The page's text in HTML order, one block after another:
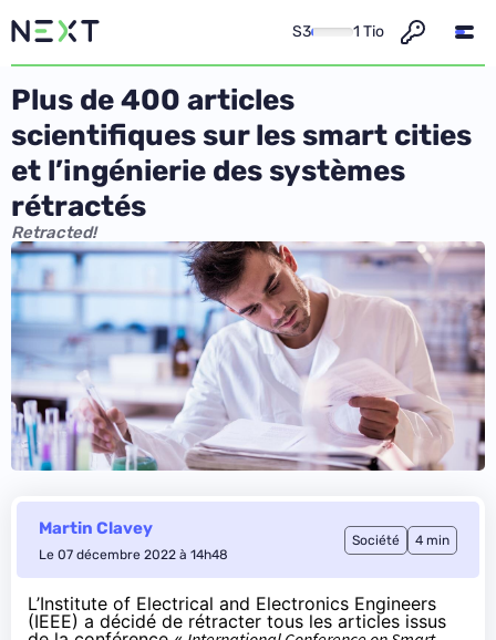
S3 1 Tio
Plus de 400 articles
scientifiques sur les smart cities
et l’ingénierie des systèmes
rétractés
Retracted!
Martin Clavey
Le 07 décembre 2022 à 14h48
Société 4 min
L’Institute of Electrical and Electronics Engineers
(IEEE) a décidé de rétracter tous les articles issus